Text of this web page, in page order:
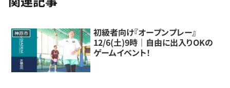
神戸市
初級者向け『オープンプレー』
12/6(土)9時｜自由に出入りOKの
ゲームイベント！